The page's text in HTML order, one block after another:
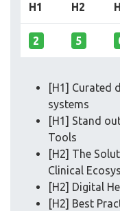
H1 H2
2 5
[H1] Curated
systems
[H1] Stand
Tools
[H2] The
Clinical
[H2] Digital
[H2] Best